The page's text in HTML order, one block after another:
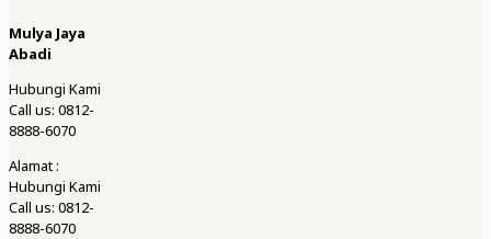
Mulya Jaya
Abadi
Hubungi Kami
Call us: 0812-
8888-6070
Alamat :
Hubungi Kami
Call us: 0812-
8888-6070